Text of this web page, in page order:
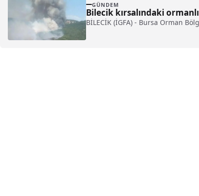
GÜNDEM
Bilecik kırsalındaki
BİLECİK (İGFA) - Bursa Orman